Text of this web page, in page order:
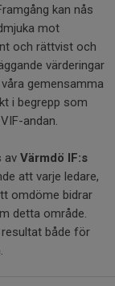
kan nås
mot
och rättvist och
värderingar
gemensamma
i begrepp som
andan.
av Värmdö IF:s
att varje ledare,
omdöme bidrar
detta område.
både för